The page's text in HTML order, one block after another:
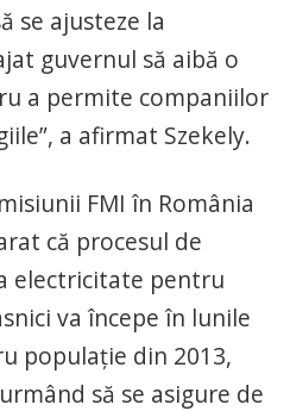
se ajusteze la
guvernul să aibă o
a permite companiilor
a afirmat Szekely.
FMI în România
că procesul de
electricitate pentru
va începe în lunile
populaţie din 2013,
să se asigure de